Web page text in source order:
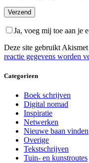
Ja, voeg mij toe aan je
Deze site gebruikt
reactie gegevens worden
Categorieen
Boek schrijven
Digital nomad
Inspiratie
Netwerken
Nieuwe baan vinden
Overige
Tekstschrijven
Tuin- en kunstroutes